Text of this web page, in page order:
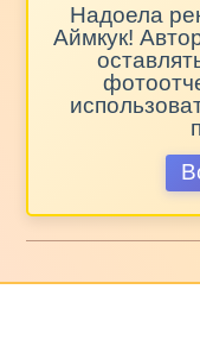
Надоела
Аймкук!